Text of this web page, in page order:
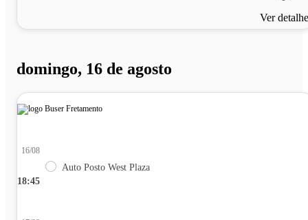
Ver
domingo, 16 de agosto
18:45
16/08
Auto Posto West Plaza